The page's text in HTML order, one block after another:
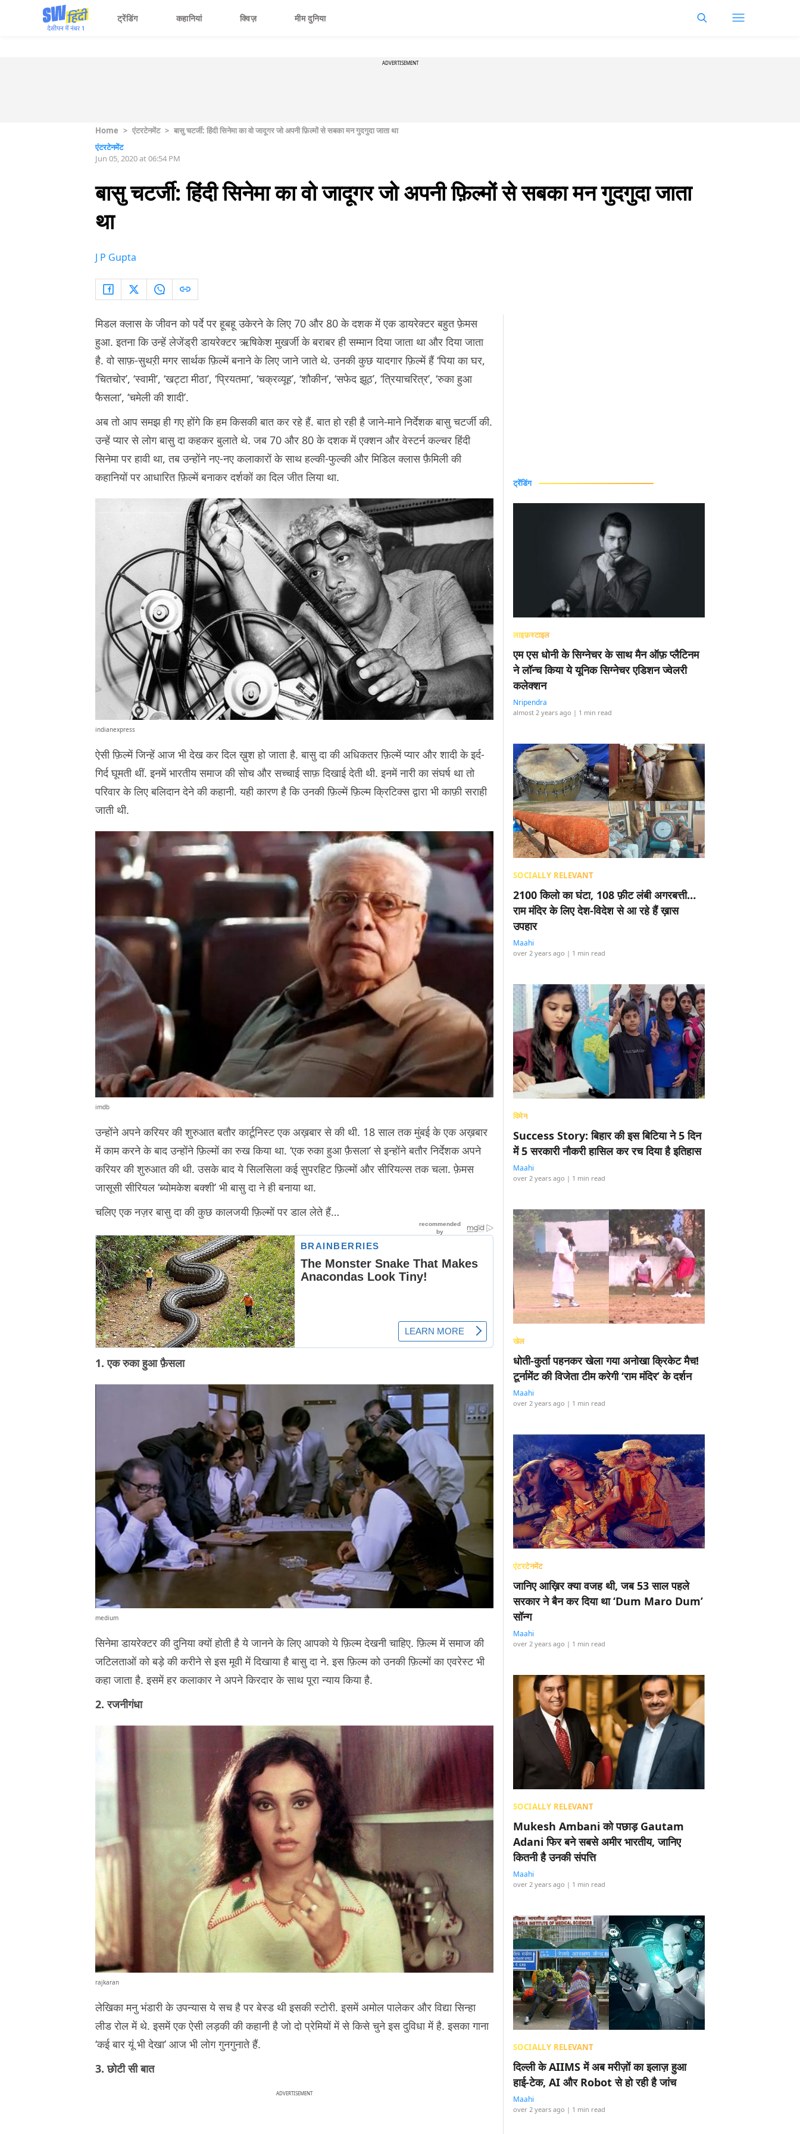
ट्रेंडिंग कहानियां क्विज़ मीम दुनिया
ADVERTISEMENT
Home > एंटरटेनमेंट > बासु चटर्जी: हिंदी सिनेमा का वो जादूगर जो अपनी फ़िल्मों से सबका मन गुदगुदा जाता था
एंटरटेनमेंट
Jun 05, 2020 at 06:54 PM
बासु चटर्जी: हिंदी सिनेमा का वो जादूगर जो अपनी फ़िल्मों से सबका मन गुदगुदा जाता
था
J P Gupta
मिडल क्लास के जीवन को पर्दे पर हूबहू उकेरने के लिए 70 और 80 के दशक में एक डायरेक्टर बहुत फ़ेमस
हुआ. इतना कि उन्हें लेजेंड्री डायरेक्टर ऋषिकेश मुखर्जी के बराबर ही सम्मान दिया जाता था और दिया जाता
है. वो साफ़-सुथऱी मगर सार्थक फ़िल्में बनाने के लिए जाने जाते थे. उनकी कुछ यादगार फ़िल्में हैं ‘पिया का घर,
‘चितचोर’, ‘स्वामी’, ‘खट्टा मीठा’, ‘प्रियतमा’, ‘चक्रव्यूह’, ‘शौकीन’, ‘सफेद झूठ’, ‘त्रियाचरित्र’, ‘रुका हुआ
फैसला’, ‘चमेली की शादी’.
अब तो आप समझ ही गए होंगे कि हम किसकी बात कर रहे हैं. बात हो रही है जाने-माने निर्देशक बासु चटर्जी की.
उन्हें प्यार से लोग बासु दा कहकर बुलाते थे. जब 70 और 80 के दशक में एक्शन और वेस्टर्न कल्चर हिंदी
सिनेमा पर हावी था, तब उन्होंने नए-नए कलाकारों के साथ हल्की-फुल्की और मिडिल क्लास फ़ैमिली की
कहानियों पर आधारित फ़िल्में बनाकर दर्शकों का दिल जीत लिया था.
indianexpress
ऐसी फ़िल्में जिन्हें आज भी देख कर दिल ख़ुश हो जाता है. बासु दा की अधिकतर फ़िल्में प्यार और शादी के इर्द-
गिर्द घूमती थीं. इनमें भारतीय समाज की सोच और सच्चाई साफ़ दिखाई देती थी. इनमें नारी का संघर्ष था तो
परिवार के लिए बलिदान देने की कहानी. यही कारण है कि उनकी फ़िल्में फ़िल्म क्रिटिक्स द्वारा भी काफ़ी सराही
जाती थी.
imdb
उन्होंने अपने करियर की शुरुआत बतौर कार्टूनिस्ट एक अख़बार से की थी. 18 साल तक मुंबई के एक अख़बार
में काम करने के बाद उन्होंने फ़िल्मों का रुख किया था. ‘एक रुका हुआ फ़ैसला’ से इन्होंने बतौर निर्देशक अपने
करियर की शुरुआत की थी. उसके बाद ये सिलसिला कई सुपरहिट फ़िल्मों और सीरियल्स तक चला. फ़ेमस
जासूसी सीरियल ‘ब्योमकेश बक्शी’ भी बासु दा ने ही बनाया था.
चलिए एक नज़र बासु दा की कुछ कालजयी फ़िल्मों पर डाल लेते हैं…
1. एक रुका हुआ फ़ैसला
medium
सिनेमा डायरेक्टर की दुनिया क्यों होती है ये जानने के लिए आपको ये फ़िल्म देखनी चाहिए. फ़िल्म में समाज की
जटिलताओं को बड़े की करीने से इस मूवी में दिखाया है बासु दा ने. इस फ़िल्म को उनकी फ़िल्मों का एवरेस्ट भी
कहा जाता है. इसमें हर कलाकार ने अपने किरदार के साथ पूरा न्याय किया है.
2. रजनीगंधा
rajkaran
लेखिका मनु भंडारी के उपन्यास ये सच है पर बेस्ड थी इसकी स्टोरी. इसमें अमोल पालेकर और विद्या सिन्हा
लीड रोल में थे. इसमें एक ऐसी लड़की की कहानी है जो दो प्रेमियों में से किसे चुने इस दुविधा में है. इसका गाना
‘कई बार यूं भी देखा’ आज भी लोग गुनगुनाते हैं.
3. छोटी सी बात
ADVERTISEMENT
ट्रेंडिंग
लाइफ़स्टाइल
एम एस धोनी के सिग्नेचर के साथ मैन ऑफ़ प्लैटिनम
ने लॉन्च किया ये यूनिक सिग्नेचर एडिशन ज्वेलरी
कलेक्शन
Nripendra
almost 2 years ago | 1 min read
SOCIALLY RELEVANT
2100 किलो का घंटा, 108 फ़ीट लंबी अगरबत्ती…
राम मंदिर के लिए देश-विदेश से आ रहे हैं ख़ास
उपहार
Maahi
over 2 years ago | 1 min read
विमेन
Success Story: बिहार की इस बिटिया ने 5 दिन
में 5 सरकारी नौकरी हासिल कर रच दिया है इतिहास
Maahi
over 2 years ago | 1 min read
खेल
धोती-कुर्ता पहनकर खेला गया अनोखा क्रिकेट मैच!
टूर्नामेंट की विजेता टीम करेगी ‘राम मंदिर’ के दर्शन
Maahi
over 2 years ago | 1 min read
एंटरटेनमेंट
जानिए आख़िर क्या वजह थी, जब 53 साल पहले
सरकार ने बैन कर दिया था ‘Dum Maro Dum’
सॉन्ग
Maahi
over 2 years ago | 1 min read
SOCIALLY RELEVANT
Mukesh Ambani को पछाड़ Gautam
Adani फिर बने सबसे अमीर भारतीय, जानिए
कितनी है उनकी संपत्ति
Maahi
over 2 years ago | 1 min read
SOCIALLY RELEVANT
दिल्ली के AIIMS में अब मरीज़ों का इलाज़ हुआ
हाई-टेक, AI और Robot से हो रही है जांच
Maahi
over 2 years ago | 1 min read